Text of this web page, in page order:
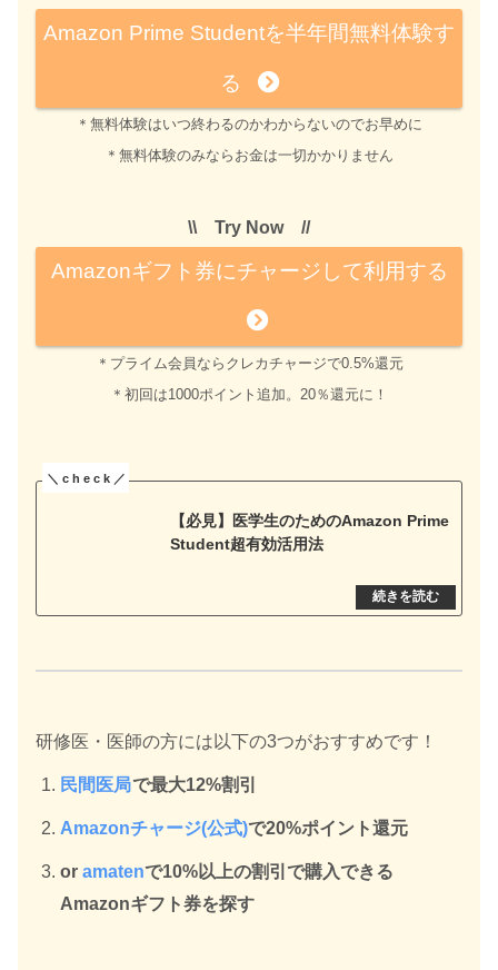
Amazon Prime Studentを半年間無料体験す
る
＊無料体験はいつ終わるのかわからないのでお早めに
＊無料体験のみならお金は一切かかりません
\\ Try Now //
Amazonギフト券にチャージして利用する
＊プライム会員ならクレカチャージで0.5%還元
＊初回は1000ポイント追加。20％還元に！
【必見】医学生のためのAmazon Prime
Student超有効活用法
研修医・医師の方には以下の3つがおすすめです！
民間医局で最大12%割引
Amazonチャージ(公式)で20%ポイント還元
oramatenで10%以上の割引で購入できる
Amazonギフト券を探す